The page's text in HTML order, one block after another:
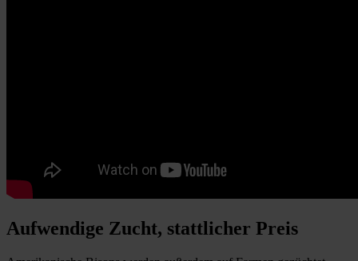
Aufwendige Zucht, stattlicher Preis